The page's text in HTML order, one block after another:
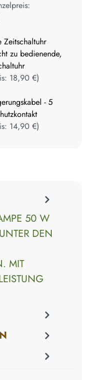
Zeitschaltuhr
zu bedienende,
18,90 €)
- 5
14,90 €)
50 W
DEN
MIT